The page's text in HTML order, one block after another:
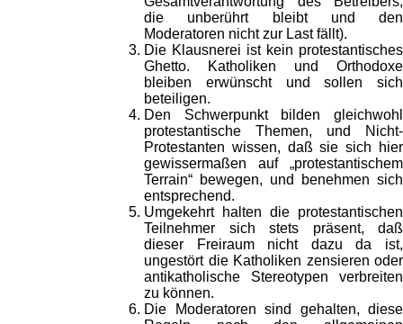
die unberührt bleibt und den
Moderatoren nicht zur Last fällt).
Die Klausnerei ist kein protestantisches
Ghetto. Katholiken und Orthodoxe
bleiben erwünscht und sollen sich
beteiligen.
Den Schwerpunkt bilden gleichwohl
protestantische Themen, und Nicht-
Protestanten wissen, daß sie sich hier
gewissermaßen auf „protestantischem
Terrain“ bewegen, und benehmen sich
entsprechend.
Umgekehrt halten die protestantischen
Teilnehmer sich stets präsent, daß
dieser Freiraum nicht dazu da ist,
ungestört die Katholiken zensieren oder
antikatholische Stereotypen verbreiten
zu können.
Die Moderatoren sind gehalten, diese